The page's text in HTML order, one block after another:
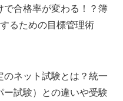
で合格率が変わる！？簿
るための目標管理術
のネット試験とは？統一
ー試験）との違いや受験